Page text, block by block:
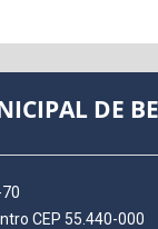
DE
CEP 55.440-000